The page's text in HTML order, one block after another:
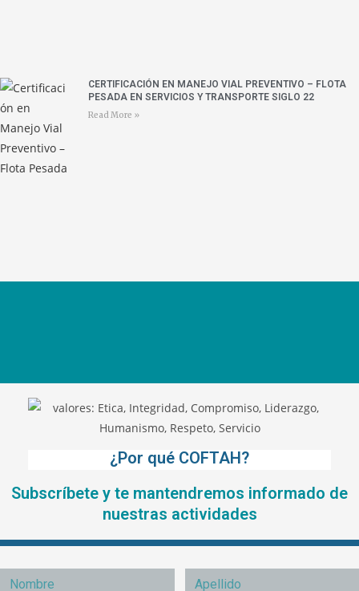
CERTIFICACIÓN EN MANEJO VIAL PREVENTIVO – FLOTA
PESADA EN SERVICIOS Y TRANSPORTE SIGLO 22
Read More »
¿Por qué COFTAH?
Subscríbete y te mantendremos informado de
nuestras actividades